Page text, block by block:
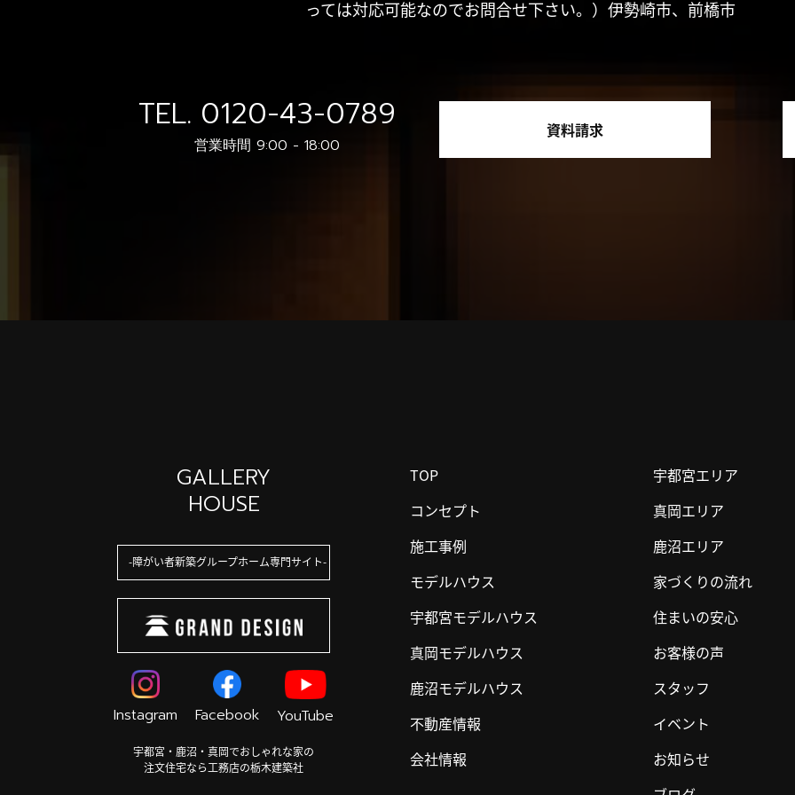
っては対応可能なのでお問合せ下さい。）伊勢崎市、前橋市
TEL. 0120-43-0789
営業時間 9:00 - 18:00
資料請求
GALLERY
HOUSE
障がい者新築グループホーム専門サイト
Instagram Facebook YouTube
宇都宮・鹿沼・真岡でおしゃれな家の
注文住宅なら工務店の栃木建築社
TOP
コンセプト
施工事例
モデルハウス
宇都宮モデルハウス
真岡モデルハウス
鹿沼モデルハウス
不動産情報
会社情報
宇都宮エリア
真岡エリア
鹿沼エリア
家づくりの流れ
住まいの安心
お客様の声
スタッフ
イベント
お知らせ